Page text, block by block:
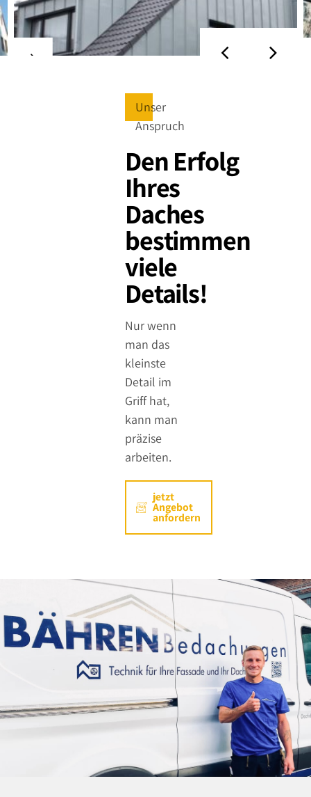
Dachsanierung
Mönchengladbach
Dachdeckung mit Braas Frankfurter Standort:
Mönchengladbach , Rheydt
Unser
Anspruch
Den Erfolg
Ihres
Daches
bestimmen
viele
Details!
Nur wenn
man das
kleinste
Detail im
Griff hat,
kann man
präzise
arbeiten.
jetzt
Angebot
anfordern
0
1
2
3